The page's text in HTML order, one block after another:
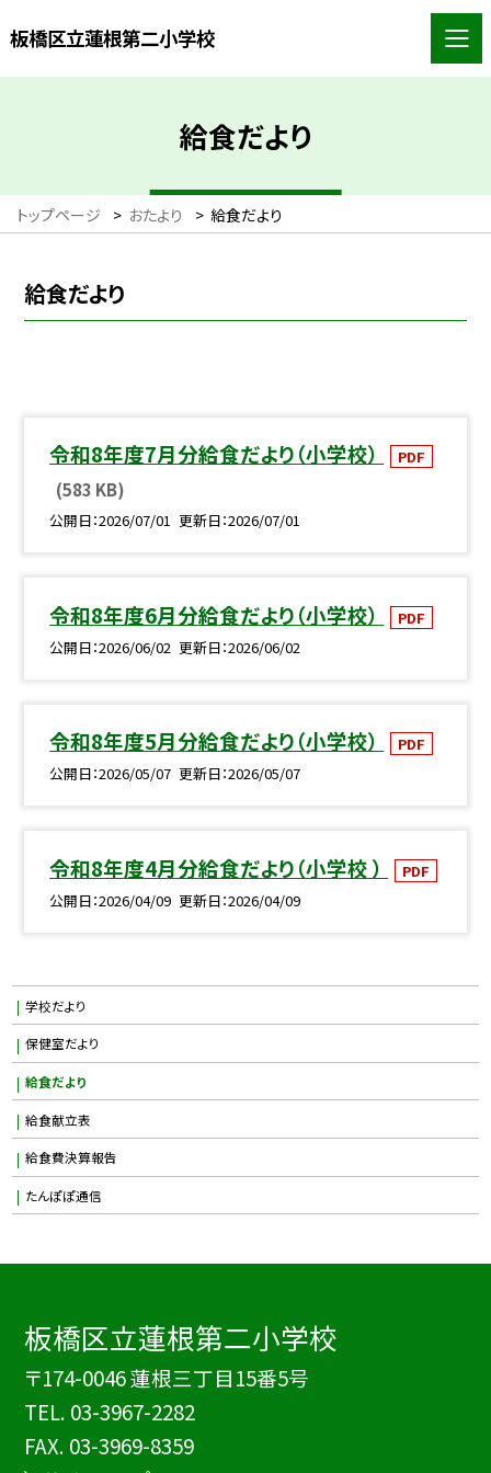
板橋区立蓮根第二小学校
給食だより
トップページ > おたより > 給食だより
給食だより
令和8年度7月分給食だより（小学校） PDF
(583 KB)
公開日 2026/07/01 更新日 2026/07/01
令和8年度6月分給食だより（小学校）
PDF
公開日 2026/06/02 更新日 2026/06/02
令和8年度5月分給食だより（小学校）
PDF
公開日 2026/05/07 更新日 2026/05/07
令和8年度4月分給食だより（小学校 ）
PDF
公開日 2026/04/09 更新日 2026/04/09
学校だより
保健室だより
給食だより
給食献立表
給食費決算報告
たんぽぽ通信
板橋区立蓮根第二小学校
〒174-0046 蓮根三丁目15番5号
TEL. 03-3967-2282
FAX. 03-3969-8359